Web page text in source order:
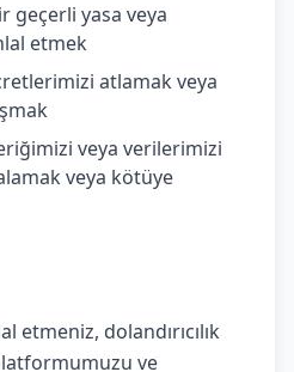
geçerli yasa veya
etmek
atlamak veya
veya verilerimizi
veya kötüye
etmeniz, dolandırıcılık
ve